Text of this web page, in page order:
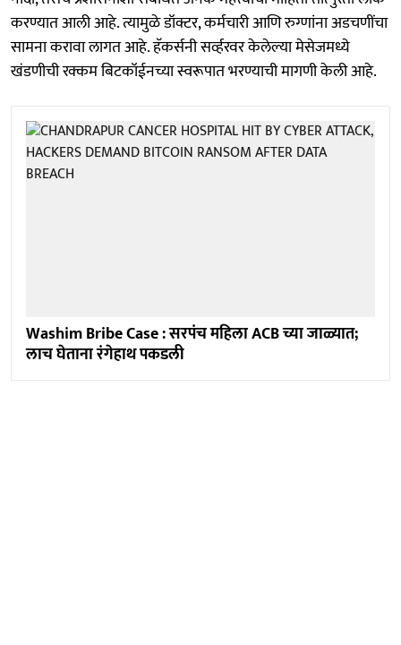
करण्यात आली आहे. त्यामुळे डॉक्टर, कर्मचारी आणि रुग्णांना अडचणींचा
सामना करावा लागत आहे. हॅकर्सनी सर्व्हरवर केलेल्या मेसेजमध्ये
खंडणीची रक्कम बिटकॉईनच्या स्वरूपात भरण्याची मागणी केली आहे.
Washim Bribe Case : सरपंच महिला ACB च्या जाळ्यात;
लाच घेताना रंगेहाथ पकडली